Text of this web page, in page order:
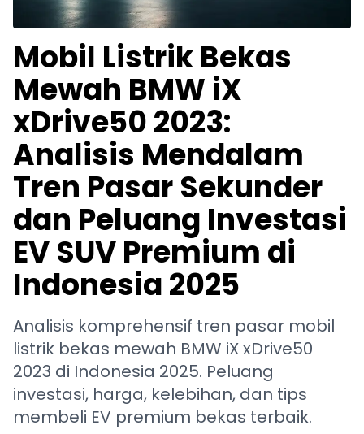
Mobil Listrik Bekas
Mewah BMW iX
xDrive50 2023:
Analisis Mendalam
Tren Pasar Sekunder
dan Peluang Investasi
EV SUV Premium di
Indonesia 2025
Analisis komprehensif tren pasar mobil
listrik bekas mewah BMW iX xDrive50
2023 di Indonesia 2025. Peluang
investasi, harga, kelebihan, dan tips
membeli EV premium bekas terbaik.